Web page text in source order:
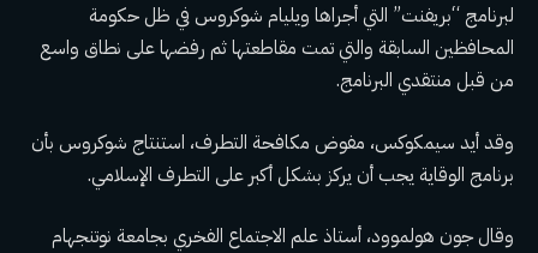
لبرنامج “بريفنت” التي أجراها ويليام شوكروس في ظل حكومة
المحافظين السابقة والتي تمت مقاطعتها ثم رفضها على نطاق واسع
من قبل منتقدي البرنامج.
وقد أيد سيمكوكس، مفوض مكافحة التطرف، استنتاج شوكروس بأن
برنامج الوقاية يجب أن يركز بشكل أكبر على التطرف الإسلامي.
وقال جون هولموود، أستاذ علم الاجتماع الفخري بجامعة نوتنجهام